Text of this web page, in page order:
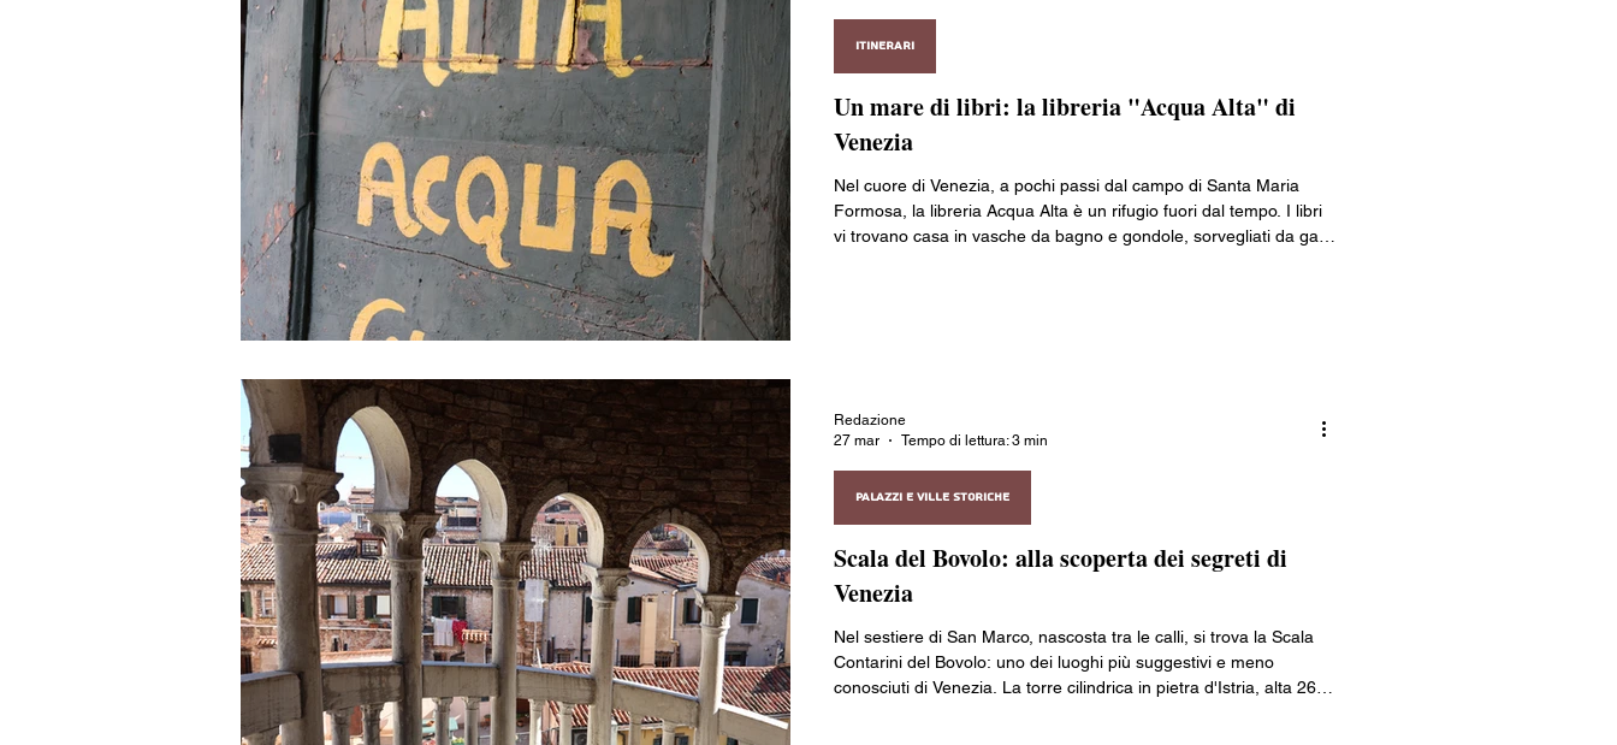
Un mare di libri: la libreria "Acqua Alta" di
Venezia
Nel cuore di Venezia, a pochi passi dal campo di Santa Maria
Formosa, la libreria Acqua Alta è un rifugio fuori dal tempo. I libri
vi trovano casa in vasche da bagno e gondole, sorvegliati da gatti
ITINERARI
Scala del Bovolo: alla scoperta dei segreti di
Venezia
Nel sestiere di San Marco, nascosta tra le calli, si trova la Scala
Contarini del Bovolo: uno dei luoghi più suggestivi e meno
conosciuti di Venezia. La torre cilindrica in pietra d'Istria, alta 26
PALAZZI E VILLE STORICHE
Redazione
27 mar
Tempo di lettura: 3 min